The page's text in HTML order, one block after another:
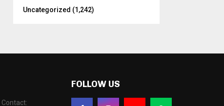
Uncategorized (1,242)
FOLLOW US